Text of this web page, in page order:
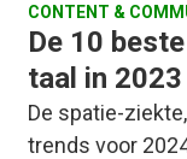
CONTENT &
De 10
taal in 2023
De spatie-
trends voor